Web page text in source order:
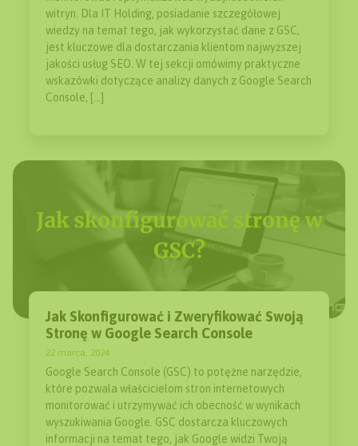
witryn. Dla IT Holding, posiadanie szczegółowej
wiedzy na temat tego, jak wykorzystać dane z GSC,
jest kluczowe dla dostarczania klientom najwyższej
jakości usług SEO. W tej sekcji omówimy praktyczne
wskazówki dotyczące analizy danych z Google Search
Console, […]
Jak Skonfigurować i Zweryfikować Swoją
Stronę w Google Search Console
22 marca, 2024
Google Search Console (GSC) to potężne narzędzie,
które pozwala właścicielom stron internetowych
monitorować i utrzymywać ich obecność w wynikach
wyszukiwania Google. GSC dostarcza kluczowych
informacji na temat tego, jak Google widzi Twoją